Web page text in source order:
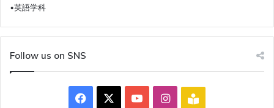
•英語学科
Follow us on SNS
Facebook YouTubeInstagram
Blog